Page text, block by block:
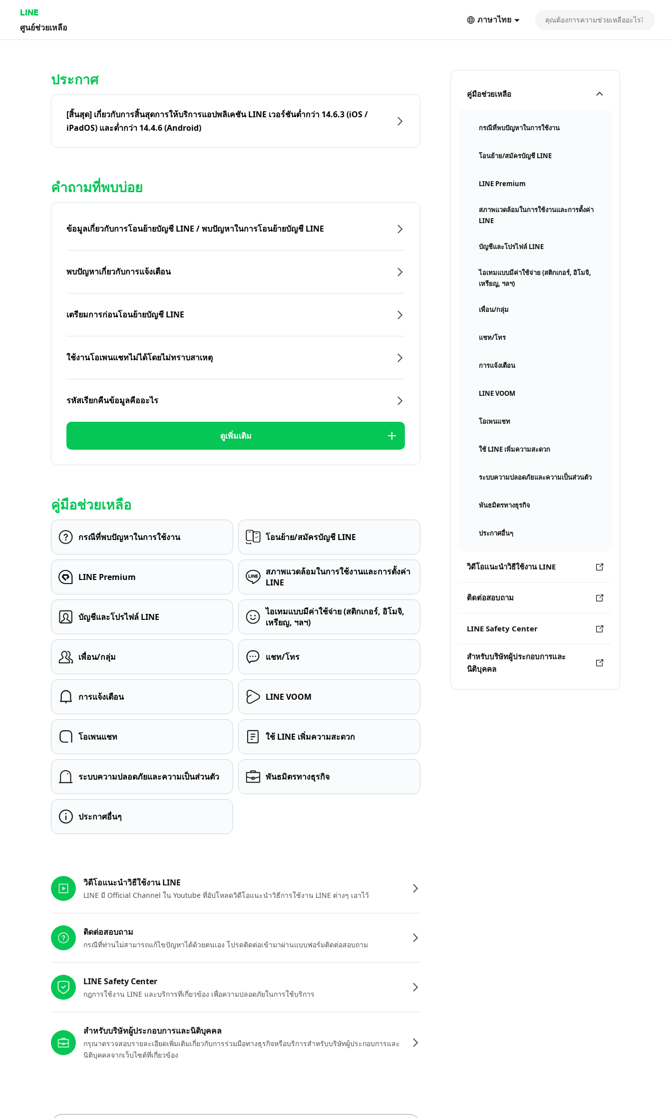
LINE
ศูนย์ช่วยเหลือ
ภาษาไทย
คู่มือช่วยเหลือ
กรณีที่พบปัญหาในการใช้งาน
โอนย้าย/สมัครบัญชี LINE
LINE Premium
สภาพแวดล้อมในการใช้งานและการตั้งค่า
LINE
บัญชีและโปรไฟล์ LINE
ไอเทมแบบมีค่าใช้จ่าย (สติกเกอร์, อิโมจิ,
เหรียญ, ฯลฯ)
เพื่อน/กลุ่ม
แชท/โทร
การแจ้งเตือน
LINE VOOM
โอเพนแชท
ใช้ LINE เพิ่มความสะดวก
ระบบความปลอดภัยและความเป็นส่วนตัว
พันธมิตรทางธุรกิจ
ประกาศอื่นๆ
วิดีโอแนะนำวิธีใช้งาน LINE
ติดต่อสอบถาม
LINE Safety Center
สำหรับบริษัทผู้ประกอบการและ
นิติบุคคล
ประกาศ
[สิ้นสุด] เกี่ยวกับการสิ้นสุดการให้บริการแอปพลิเคชัน LINE เวอร์ชันต่ำกว่า 14.6.3 (iOS /
iPadOS) และต่ำกว่า 14.4.6 (Android)
คำถามที่พบบ่อย
ข้อมูลเกี่ยวกับการโอนย้ายบัญชี LINE / พบปัญหาในการโอนย้ายบัญชี LINE
พบปัญหาเกี่ยวกับการแจ้งเตือน
เตรียมการก่อนโอนย้ายบัญชี LINE
ใช้งานโอเพนแชทไม่ได้โดยไม่ทราบสาเหตุ
รหัสเรียกคืนข้อมูลคืออะไร
ดูเพิ่มเติม
คู่มือช่วยเหลือ
กรณีที่พบปัญหาในการใช้งาน โอนย้าย/สมัครบัญชี LINE
LINE Premium
สภาพแวดล้อมในการใช้งานและการตั้งค่า
LINE
บัญชีและโปรไฟล์ LINE
ไอเทมแบบมีค่าใช้จ่าย (สติกเกอร์, อิโมจิ,
เหรียญ, ฯลฯ)
เพื่อน/กลุ่ม แชท/โทร
การแจ้งเตือน LINE VOOM
โอเพนแชท ใช้ LINE เพิ่มความสะดวก
ระบบความปลอดภัยและความเป็นส่วนตัว พันธมิตรทางธุรกิจ
ประกาศอื่นๆ
วิดีโอแนะนำวิธีใช้งาน LINE
LINE มี Official Channel ใน Youtube ที่อัปโหลดวิดีโอแนะนำวิธีการใช้งาน LINE ต่างๆ เอาไว้
ติดต่อสอบถาม
กรณีที่ท่านไม่สามารถแก้ไขปัญหาได้ด้วยตนเอง โปรดติดต่อเข้ามาผ่านแบบฟอร์มติดต่อสอบถาม
LINE Safety Center
กฎการใช้งาน LINE และบริการที่เกี่ยวข้อง เพื่อความปลอดภัยในการใช้บริการ
สำหรับบริษัทผู้ประกอบการและนิติบุคคล
กรุณาตรวจสอบรายละเอียดเพิ่มเติมเกี่ยวกับการร่วมมือทางธุรกิจหรือบริการสำหรับบริษัทผู้ประกอบการและ
นิติบุคคลจากเว็บไซต์ที่เกี่ยวข้อง